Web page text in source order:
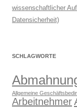
wissenschaftlicher
Datensicherheit)
SCHLAGWORTE
Allgemeine
Arbeitnehmer